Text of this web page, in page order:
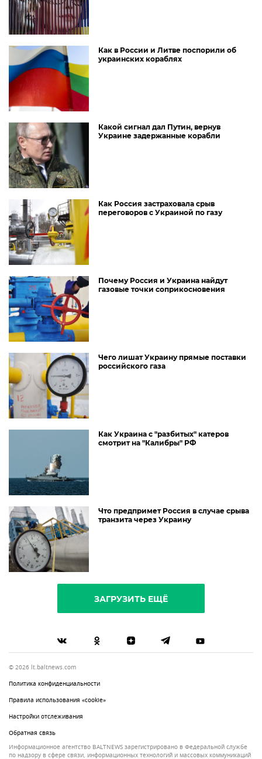
Как в России и Литве поспорили об
украинских кораблях
Какой сигнал дал Путин, вернув
Украине задержанные корабли
Как Россия застраховала срыв
переговоров с Украиной по газу
Почему Россия и Украина найдут
газовые точки соприкосновения
Чего лишат Украину прямые поставки
российского газа
Как Украина с "разбитых" катеров
смотрит на "Калибры" РФ
Что предпримет Россия в случае срыва
транзита через Украину
ЗАГРУЗИТЬ ЕЩЁ
© 2026 lt.baltnews.com
Политика конфиденциальности
Правила использования «cookie»
Настройки отслеживания
Обратная связь
Информационное агентство BALTNEWS зарегистрировано в Федеральной службе
по надзору в сфере связи, информационных технологий и массовых коммуникаций